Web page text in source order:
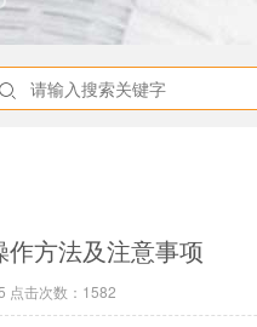
方法及注意事项
点击次数：1582